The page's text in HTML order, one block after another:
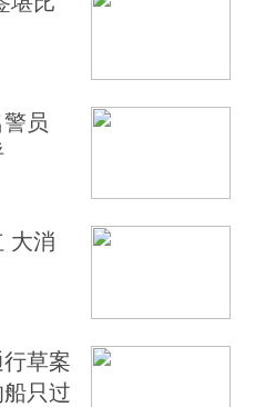
员
大消
草案
只过